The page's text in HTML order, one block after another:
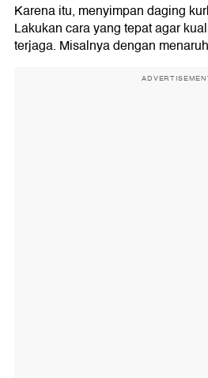
Karena itu, menyimpan daging
Lakukan cara yang tepat agar
terjaga. Misalnya dengan